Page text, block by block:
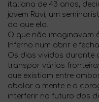
italiana de 43 anos,
jovem Ravi, um
do que ela.
O que não imaginavam
Inferno num abrir e
Os dias vividos durante
transpor várias
que existiam entre
abalar a mente e o
interferir no futuro dos